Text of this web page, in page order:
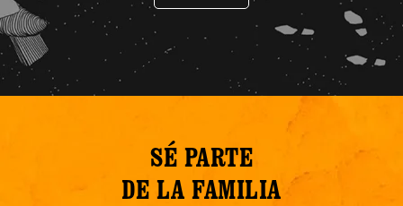
SÉ PARTE
DE LA FAMILIA